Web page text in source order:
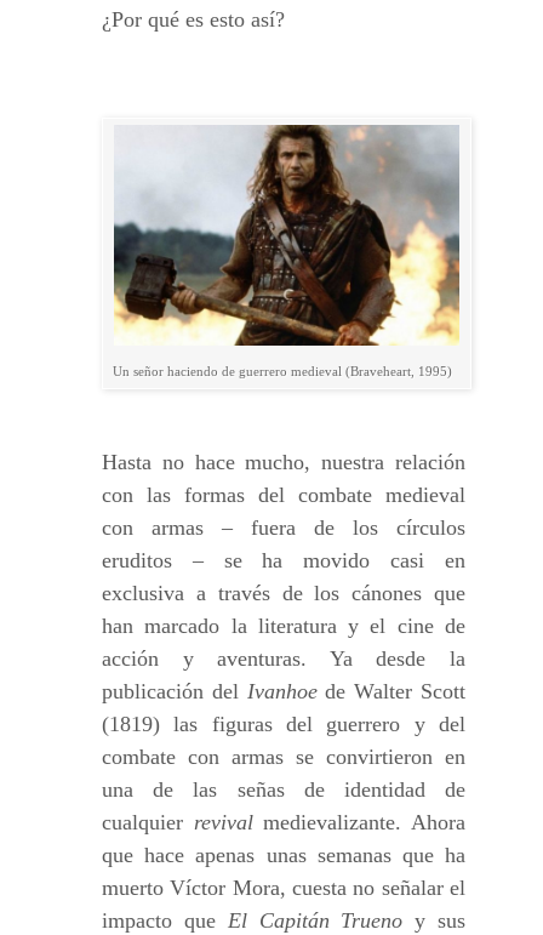
¿Por qué es esto así?
Un señor haciendo de guerrero medieval (Braveheart, 1995)
Hasta no hace mucho, nuestra relación
con las formas del combate medieval
con armas – fuera de los círculos
eruditos – se ha movido casi en
exclusiva a través de los cánones que
han marcado la literatura y el cine de
acción y aventuras. Ya desde la
publicación del Ivanhoede Walter Scott
(1819) las figuras del guerrero y del
combate con armas se convirtieron en
una de las señas de identidad de
cualquier revivalmedievalizante. Ahora
que hace apenas unas semanas que ha
muerto Víctor Mora, cuesta no señalar el
impacto que El Capitán Trueno y sus